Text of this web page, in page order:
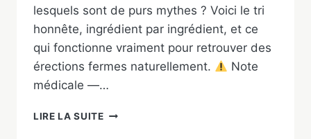
lesquels sont de purs mythes ? Voici le tri
honnête, ingrédient par ingrédient, et ce
qui fonctionne vraiment pour retrouver des
érections fermes naturellement.
Note
médicale —…
LIRE LA SUITEREMÈDES